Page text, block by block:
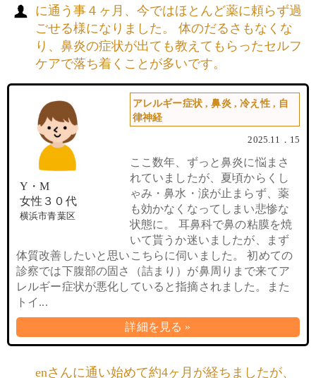
に通う事４ヶ月、今ではほとんど薬に頼らず過
ごせる様になりました。 体のだるさもなくな
り、鼻炎の症状が出ても教えてもらったセルフ
ケアで落ち着くことが多いです。
Y・M
女性３０代
横浜市青葉区
アレルギー症状,鼻炎,冷え性, 自
律神経
2025.11．15
ここ数年、ずっと鼻炎に悩まさ
れていましたが、夏頃からくし
ゃみ・鼻水・涙が止まらず、薬
も効かなくなってしまい悲惨な
状態に。 耳鼻科で鼻の粘膜を焼
いて貰うか迷いましたが、まず
体質改善したいと思いこちらに伺いました。 初めての
診察では下腹部の固さ（詰まり）が鼻周りまで来てア
レルギー症状が悪化していると指摘されました。また
トイ...
詳細を見る »
enさんに通い始めて約4ヶ月が経ちましたが、